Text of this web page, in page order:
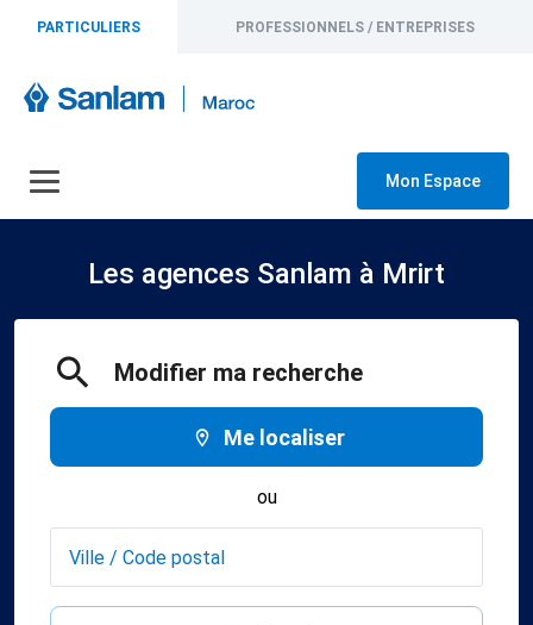
PARTICULIERS PROFESSIONNELS / ENTREPRISES
Mon Espace
Les agences Sanlam à Mrirt
Modifier ma recherche
Me localiser
ou